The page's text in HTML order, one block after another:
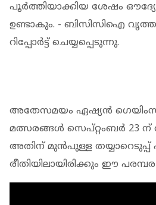
പൂർത്തിയാക്കിയ ശേഷം
ഉണ്ടാകും. - ബിസിസിഐ
റിപ്പോർട്ട് ചെയ്യപ്പെടുന്നു.
അതേസമയം ഏഷ്യൻ
മത്സരങ്ങൾ സെപ്റ്റംബർ 23 ന്
അതിന് മുൻപുള്ള തയ്യാറെടുപ്പ്
രീതിയിലായിരിക്കും ഈ